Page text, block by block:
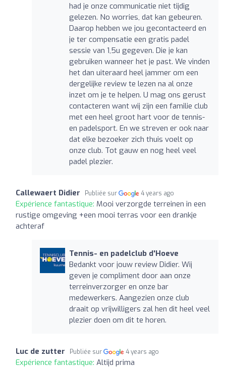
had je onze communicatie niet tijdig
gelezen. No worries, dat kan gebeuren.
Daarop hebben we jou gecontacteerd en
je ter compensatie een gratis padel
sessie van 1,5u gegeven. Die je kan
gebruiken wanneer het je past. We vinden
het dan uiteraard heel jammer om een
dergelijke review te lezen na al onze
inzet om je te helpen. U mag ons gerust
contacteren want wij zijn een familie club
met een heel groot hart voor de tennis-
en padelsport. En we streven er ook naar
dat elke bezoeker zich thuis voelt op
onze club. Tot gauw en nog heel veel
padel plezier.
Callewaert Didier Publiée sur 4 years ago
Expérience fantastique: Mooi verzorgde terreinen in een
rustige omgeving +een mooi terras voor een drankje
achteraf
Tennis- en padelclub d'Hoeve
Bedankt voor jouw review Didier. Wij
geven je compliment door aan onze
terreinverzorger en onze bar
medewerkers. Aangezien onze club
draait op vrijwilligers zal hen dit heel veel
plezier doen om dit te horen.
Luc de zutter Publiée sur 4 years ago
Expérience fantastique: Altijd prima